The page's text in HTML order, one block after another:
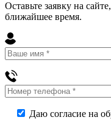
Оставьте заявку на
ближайшее время.
Даю согласие на